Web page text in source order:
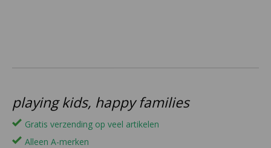
playing kids, happy families
Gratis verzending op veel artikelen
Alleen A-merken